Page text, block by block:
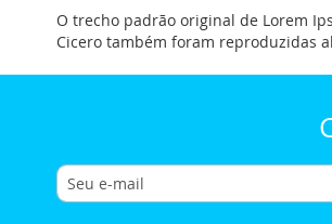
O trecho padrão original de Lorem
Cicero também foram reproduzidas